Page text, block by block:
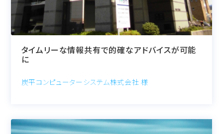
タイムリーな情報共有で的確なアドバイスが可能
に
炭平コンピューターシステム株式会社 様